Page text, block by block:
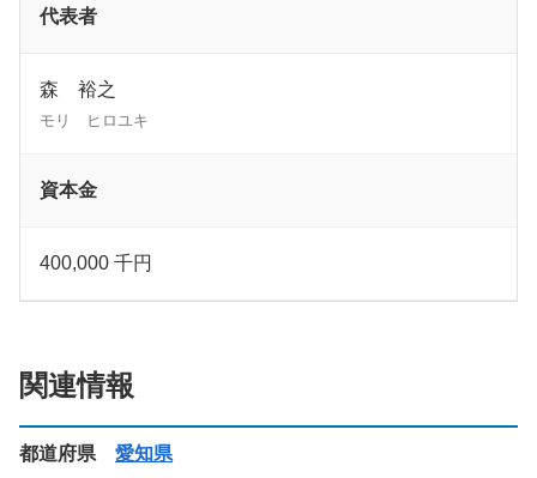
代表者
森 裕之
モリ ヒロユキ
資本金
400,000 千円
関連情報
都道府県 愛知県